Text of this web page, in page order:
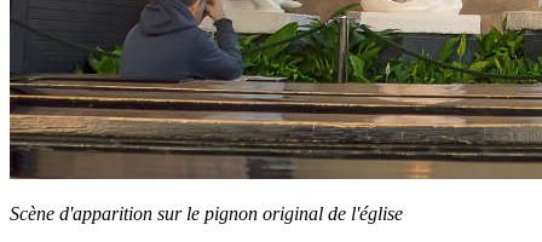
Scène d'apparition sur le pignon original de l'église